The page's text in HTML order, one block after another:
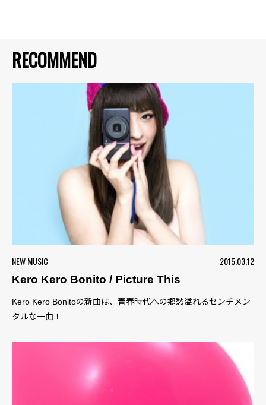
RECOMMEND
NEW MUSIC
2015.03.12
Kero Kero Bonito / Picture This
Kero Kero Bonitoの新曲は、青春時代への郷愁溢れるセンチメン
タルな一曲！